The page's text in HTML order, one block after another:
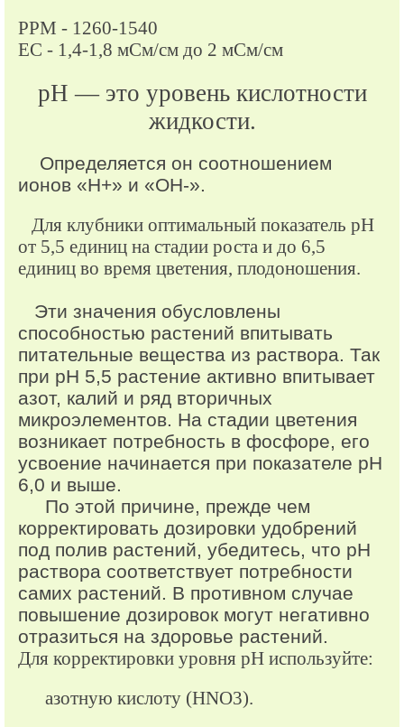
PPM - 1260-1540
ЕС - 1,4-1,8 мСм/см до 2 мСм/см
pH — это уровень кислотности
жидкости.
Определяется он соотношением
ионов «H+» и «OH-».
Для клубники оптимальный показатель pH
от 5,5 единиц на стадии роста и до 6,5
единиц во время цветения, плодоношения.
Эти значения обусловлены
способностью растений впитывать
питательные вещества из раствора. Так
при pH 5,5 растение активно впитывает
азот, калий и ряд вторичных
микроэлементов. На стадии цветения
возникает потребность в фосфоре, его
усвоение начинается при показателе pH
6,0 и выше.
По этой причине, прежде чем
корректировать дозировки удобрений
под полив растений, убедитесь, что pH
раствора соответствует потребности
самих растений. В противном случае
повышение дозировок могут негативно
отразиться на здоровье растений.
Для корректировки уровня pH используйте:
азотную кислоту (HNO3).